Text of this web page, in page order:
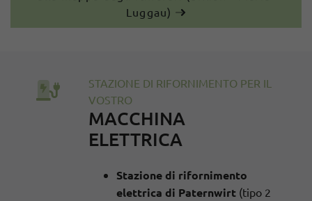
Luggau)
STAZIONE DI RIFORNIMENTO PER IL
VOSTRO
MACCHINA
ELETTRICA
Stazione di rifornimento
elettrica di Paternwirt (tipo 2